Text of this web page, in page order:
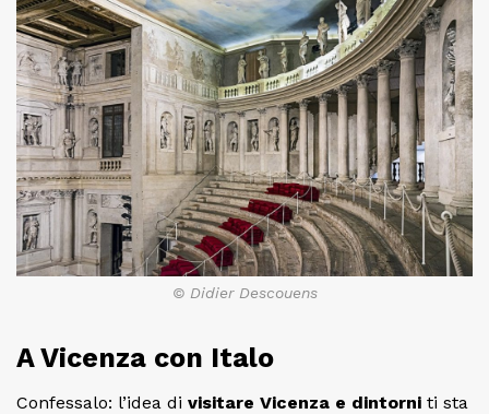
© Didier Descouens
A Vicenza con Italo
Confessalo: l’idea di visitare Vicenza e dintorni ti sta